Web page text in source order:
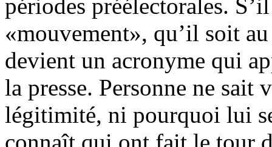
périodes préélectorales.
«mouvement», qu’il soit
devient un acronyme qui
la presse. Personne ne
légitimité, ni pourquoi lui
connaît qui ont fait le tour